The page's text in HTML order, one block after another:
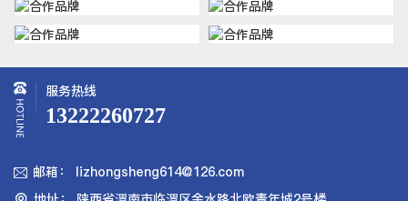
服务热线
13222260727
 邮箱： lizhongsheng614@126.com